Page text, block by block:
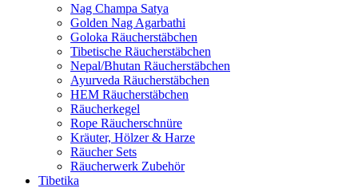
Nag Champa Satya
Golden Nag Agarbathi
Goloka Räucherstäbchen
Tibetische Räucherstäbchen
Nepal/Bhutan Räucherstäbchen
Ayurveda Räucherstäbchen
HEM Räucherstäbchen
Räucherkegel
Rope Räucherschnüre
Kräuter, Hölzer & Harze
Räucher Sets
Räucherwerk Zubehör
Tibetika